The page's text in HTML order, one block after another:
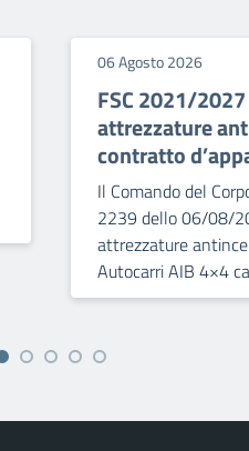
06 Agosto 2026
FSC 2021/
attrezzature
contratto
Il Comando del
2239 dello 06/08/
attrezzature
Autocarri AIB 4×4